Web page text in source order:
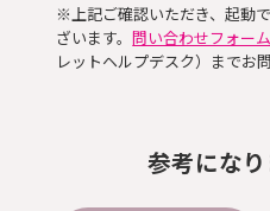
※上記ご確認いただき、起動
ざいます。問い合わせフォーム
レットヘルプデスク）までお
参考にな